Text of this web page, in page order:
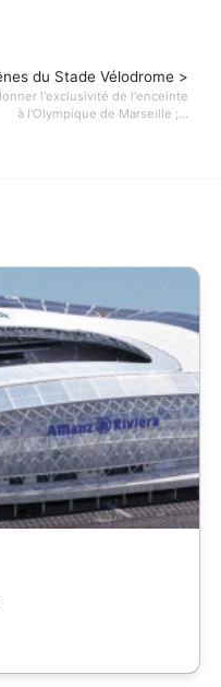
du Stade Vélodrome >
l'exclusivité de l'enceinte
à l'Olympique de Marseille ;...